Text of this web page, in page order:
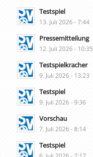
Testspiel
13. Juli 2026 - 7:44
Pressemitteilung
12. Juli 2026 - 10:35
Testspielkracher
9. Juli 2026 - 13:23
Testspiel
9. Juli 2026 - 9:36
Vorschau
7. Juli 2026 - 8:14
Testspiel